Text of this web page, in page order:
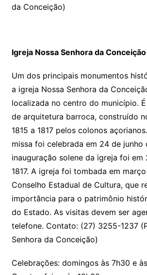
da Conceição)
Igreja Nossa Senhora da Conceição
Um dos principais monumentos
a igreja Nossa Senhora da
localizada no centro do município.
de arquitetura barroca, construído
1815 a 1817 pelos colonos
missa foi celebrada em 24 de junho
inauguração solene da igreja foi
1817. A igreja foi tombada em
Conselho Estadual de Cultura, que
importância para o patrimônio
do Estado. As visitas devem ser
telefone. Contato: (27) 3255-1237
Senhora da Conceição)
Celebrações: domingos às 7h30 e